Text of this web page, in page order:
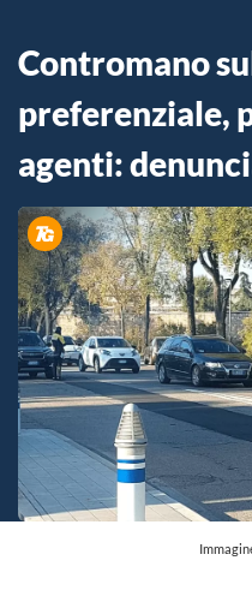
Contromano
preferenziale,
agenti: